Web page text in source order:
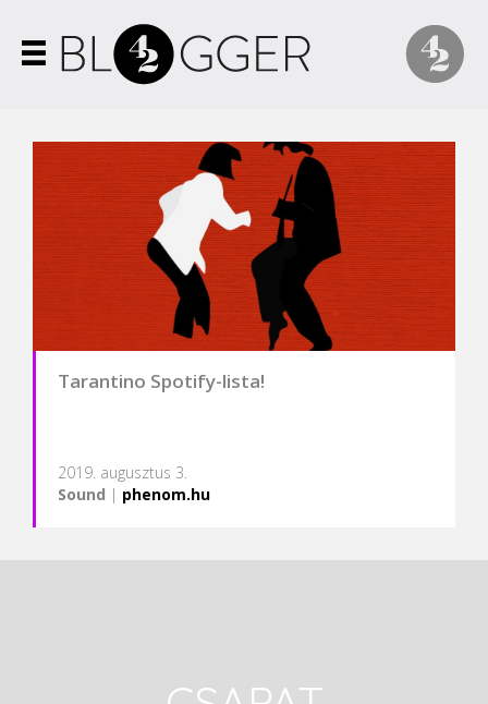
Tarantino Spotify-lista!
2019. augusztus 3.
Sound | phenom.hu